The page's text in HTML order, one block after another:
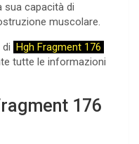
sua capacità di
muscolare.
Hgh Fragment 176
tutte le informazioni
176